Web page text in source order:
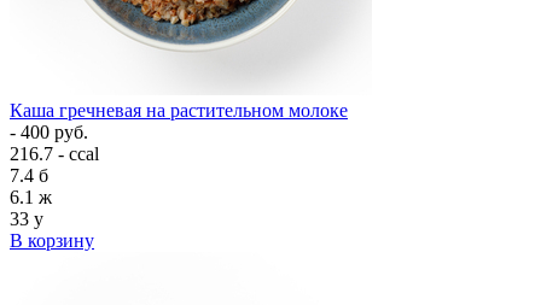
Каша гречневая на растительном молоке
- 400 руб.
216.7 - ccal
7.4 б
6.1 ж
33 у
В корзину